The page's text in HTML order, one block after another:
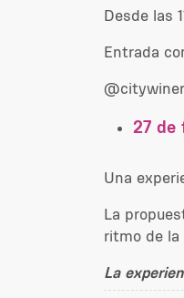
Desde las
Entrada
27 de
Una
La
ritmo de la
La